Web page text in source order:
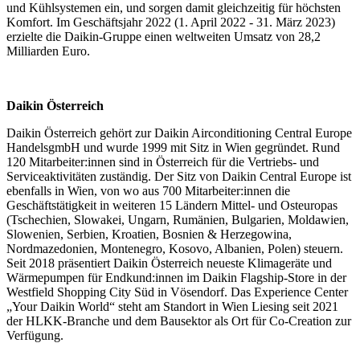
und Kühlsystemen ein, und sorgen damit gleichzeitig für höchsten
Komfort. Im Geschäftsjahr 2022 (1. April 2022 - 31. März 2023)
erzielte die Daikin-Gruppe einen weltweiten Umsatz von 28,2
Milliarden Euro.
Daikin Österreich
Daikin Österreich gehört zur Daikin Airconditioning Central Europe
HandelsgmbH und wurde 1999 mit Sitz in Wien gegründet. Rund
120 Mitarbeiter:innen sind in Österreich für die Vertriebs- und
Serviceaktivitäten zuständig. Der Sitz von Daikin Central Europe ist
ebenfalls in Wien, von wo aus 700 Mitarbeiter:innen die
Geschäftstätigkeit in weiteren 15 Ländern Mittel- und Osteuropas
(Tschechien, Slowakei, Ungarn, Rumänien, Bulgarien, Moldawien,
Slowenien, Serbien, Kroatien, Bosnien & Herzegowina,
Nordmazedonien, Montenegro, Kosovo, Albanien, Polen) steuern.
Seit 2018 präsentiert Daikin Österreich neueste Klimageräte und
Wärmepumpen für Endkund:innen im Daikin Flagship-Store in der
Westfield Shopping City Süd in Vösendorf. Das Experience Center
„Your Daikin World“ steht am Standort in Wien Liesing seit 2021
der HLKK-Branche und dem Bausektor als Ort für Co-Creation zur
Verfügung.